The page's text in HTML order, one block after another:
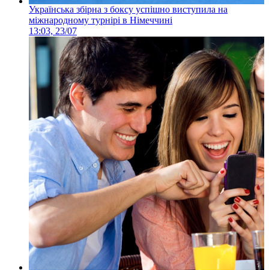
Українська збірна з боксу успішно виступила на
міжнародному турнірі в Німеччині
13:03, 23/07